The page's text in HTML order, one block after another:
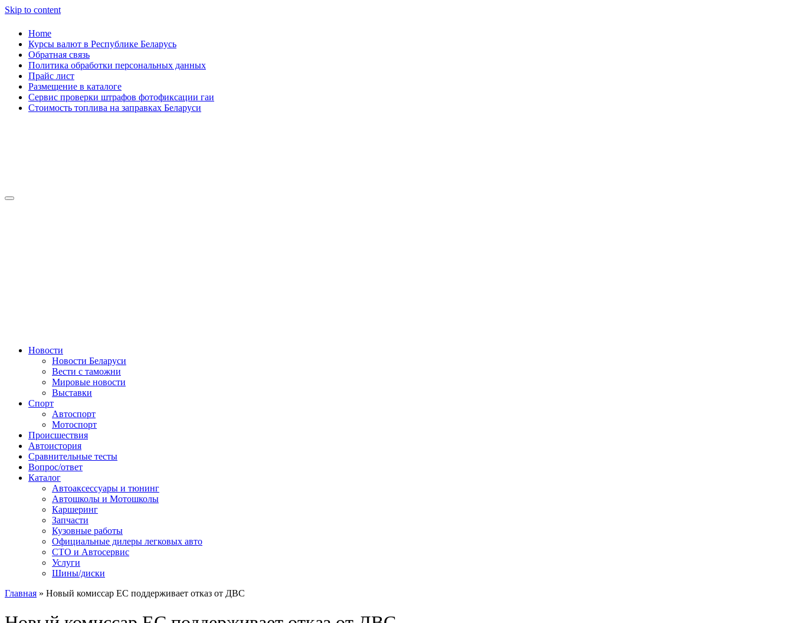
Skip to content
Home
Курсы валют в Республике Беларусь
Обратная связь
Политика обработки персональных данных
Прайс лист
Размещение в каталоге
Сервис проверки штрафов фотофиксации гаи
Стоимость топлива на заправках Беларуси
Сайт про автомобили
Новости
Новости Беларуси
Вести с таможни
Мировые новости
Выставки
Спорт
Автоспорт
Мотоспорт
Происшествия
Автоистория
Сравнительные тесты
Вопрос/ответ
Каталог
Автоакcессуары и тюнинг
Автошколы и Мотошколы
Каршеринг
Запчасти
Кузовные работы
Официальные дилеры легковых авто
СТО и Автосервис
Услуги
Шины/диски
Главная » Новый комиссар ЕС поддерживает отказ от ДВС